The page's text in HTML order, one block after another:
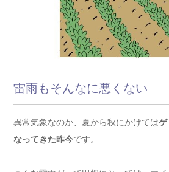
雷雨もそんなに悪くない
異常気象なのか、夏から秋にかけてはゲ
なってきた昨今です。